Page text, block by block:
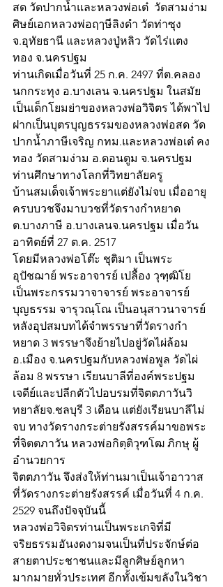
สด วัดปากน้ำและหลวงพ่อเต๋  วัดสามง่าม
ศิษย์เอกหลวงพ่อฤๅษีลิงดำ วัดท่าซุง
จ.อุทัยธานี และหลวงปู่หลิว วัดไร่แตง
ทอง จ.นครปฐม
ท่านเกิดเมื่อวันที่ 25 ก.ค. 2497 ที่ต.คลอง
นกกระทุง อ.บางเลน จ.นครปฐม ในสมัย
เป็นเด็กโยมย่าของหลวงพ่อวิจิตร ได้พาไป
ฝากเป็นบุตรบุญธรรมของหลวงพ่อสด วัด
ปากน้ำภาษีเจริญ กทม.และหลวงพ่อเต๋ คง
ทอง วัดสามง่าม อ.ดอนตูม จ.นครปฐม
ท่านศึกษาทางโลกที่วิทยาลัยครู
บ้านสมเด็จเจ้าพระยาแต่ยังไม่จบ เมื่ออายุ
ครบบวชจึงมาบวชที่วัดรางกำหยาด
ต.บางภาษี อ.บางเลนจ.นครปฐม เมื่อวัน
อาทิตย์ที่ 27 ต.ค. 2517
โดยมีหลวงพ่อโต๊ะ ชุติมา เป็นพระ
อุปัชฌาย์ พระอาจารย์ เปลื้อง วุฑฺฒิโย
เป็นพระกรรมวาจาจารย์ พระอาจารย์
บุญธรรม จารุวณฺโณ เป็นอนุสาวนาจารย์
หลังอุปสมบทได้จำพรรษาที่วัดรางกำ
หยาด 3 พรรษาจึงย้ายไปอยู่วัดไผ่ล้อม
อ.เมือง จ.นครปฐมกับหลวงพ่อพูล วัดไผ่
ล้อม 8 พรรษา เรียนบาลีที่องค์พระปฐม
เจดีย์และปลีกตัวไปอบรมที่จิตตภาวันวิ
ทยาลัยจ.ชลบุรี 3 เดือน แต่ยังเรียนบาลีไม่
จบ ทางวัดรางกระต่ายรังสรรค์มาขอพระ
ที่จิตตภาวัน หลวงพ่อกิตฺติวุฑโฒ ภิกษุ ผู้
อำนวยการ
จิตตภาวัน จึงส่งให้ท่านมาเป็นเจ้าอาวาส
ที่วัดรางกระต่ายรังสรรค์ เมื่อวันที่ 4 ก.ค.
2529 จนถึงปัจจุบันนี้
หลวงพ่อวิจิตรท่านเป็นพระเกจิที่มี
จริยธรรมอันงดงามจนเป็นที่ประจักษ์ต่อ
สายตาประชาชนและมีลูกศิษย์ลูกหา
มากมายทั่วประเทศ อีกทั้งเข้มขลังในวิชา